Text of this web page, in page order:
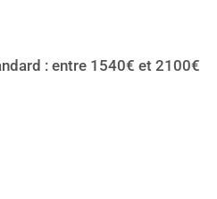
: entre 1540€ et 2100€